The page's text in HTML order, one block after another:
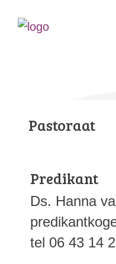
Pastoraat
Predikant
Ds. Hanna
tel 06 43 14